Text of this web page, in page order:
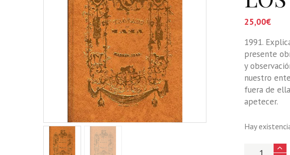
25,00€
1991.
presente
y
nuestro
fuera de
apetecer.
Hay
TRATADO